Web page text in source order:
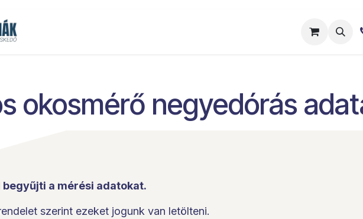
okosmérő negyedórás
begyűjti a mérési adatokat.
szerint ezeket jogunk van letölteni.